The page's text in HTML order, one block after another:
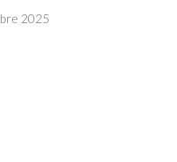
2025